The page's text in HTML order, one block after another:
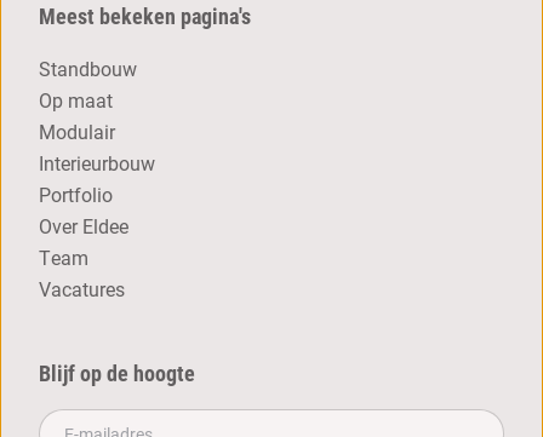
Meest bekeken pagina's
Standbouw
Op maat
Modulair
Interieurbouw
Portfolio
Over Eldee
Team
Vacatures
Blijf op de hoogte
E-mailadres**